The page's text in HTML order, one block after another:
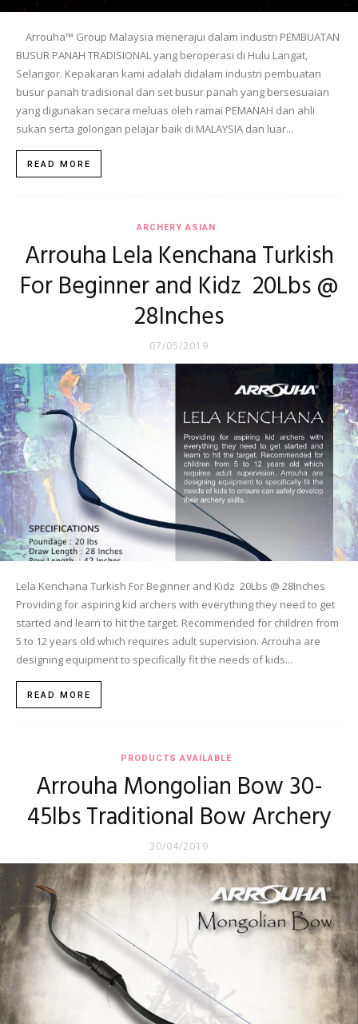
Arrouha™ Group Malaysia menerajui dalam industri PEMBUATAN
BUSUR PANAH TRADISIONAL yang beroperasi di Hulu Langat,
Selangor. Kepakaran kami adalah didalam industri pembuatan
busur panah tradisional dan set busur panah yang bersesuaian
yang digunakan secara meluas oleh ramai PEMANAH dan ahli
sukan serta golongan pelajar baik di MALAYSIA dan luar...
READ MORE
ARCHERY ASIAN
Arrouha Lela Kenchana Turkish
For Beginner and Kidz 20Lbs @
28Inches
07/05/2019
Lela Kenchana Turkish For Beginner and Kidz 20Lbs @ 28Inches
Providing for aspiring kid archers with everything they need to get
started and learn to hit the target. Recommended for children from
5 to 12 years old which requires adult supervision. Arrouha are
designing equipment to specifically fit the needs of kids...
READ MORE
PRODUCTS AVAILABLE
Arrouha Mongolian Bow 30-
45lbs Traditional Bow Archery
30/04/2019